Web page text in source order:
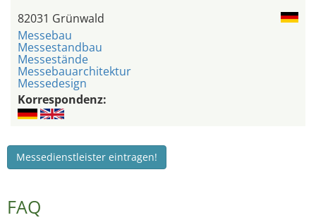
82031 Grünwald
Messebau
Messestandbau
Messestände
Messebauarchitektur
Messedesign
Korrespondenz:
Messedienstleister eintragen!
FAQ